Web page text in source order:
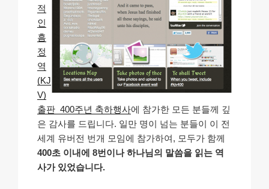
적
인
흠
정
역
(KJ
V)
출판 400주년 축하행사에 참가한 모든 분들께 깊
은 감사를 드립니다. 일만 명이 넘는 분들이 이 전
세계 유버전 번개 모임에 참가하여, 모두가 함께
400초 이내에 8번이나 하나님의 말씀을 읽는 역
사가 있었습니다.